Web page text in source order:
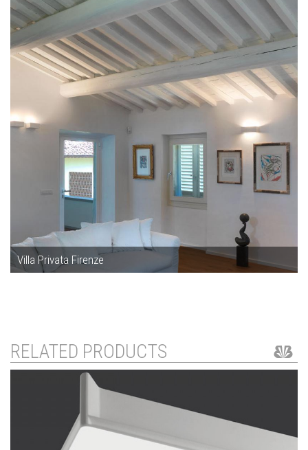
Villa Privata Firenze
RELATED PRODUCTS